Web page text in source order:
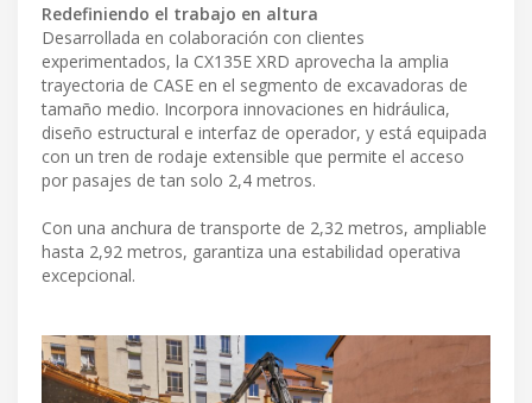
Redefiniendo el trabajo en altura
Desarrollada en colaboración con clientes
experimentados, la CX135E XRD aprovecha la amplia
trayectoria de CASE en el segmento de excavadoras de
tamaño medio. Incorpora innovaciones en hidráulica,
diseño estructural e interfaz de operador, y está equipada
con un tren de rodaje extensible que permite el acceso
por pasajes de tan solo 2,4 metros.
Con una anchura de transporte de 2,32 metros, ampliable
hasta 2,92 metros, garantiza una estabilidad operativa
excepcional.